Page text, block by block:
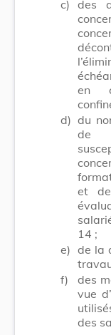
c) des
en
d) du
de
et
14 ;
e) de la
f)
des
vue
des